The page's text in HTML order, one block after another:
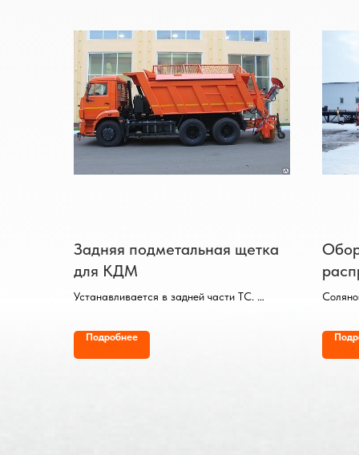
Задняя подметальная щетка
для КДМ
Устанавливается в задней части ТС.
Диаметр ворса - 0,6 метра.
Материал ворса – полипропилен.
Подробнее